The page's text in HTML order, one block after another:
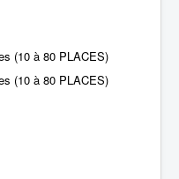
(10 à 80 PLACES)
(10 à 80 PLACES)